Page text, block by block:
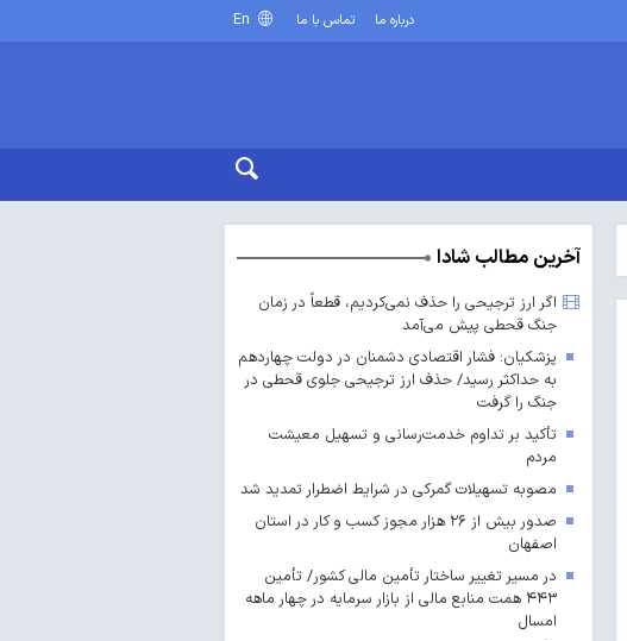
درباره ما تماس با ما
آخرین مطالب شادا
اگر ارز ترجیحی را حذف نمی‌کردیم، قطعاً در زمان
جنگ قحطی پیش می‌آمد
پزشکیان: فشار اقتصادی دشمنان در دولت چهاردهم
به حداکثر رسید/ حذف ارز ترجیحی جلوی قحطی در
جنگ را گرفت
تأکید بر تداوم خدمت‌رسانی و تسهیل معیشت
مردم
مصوبه تسهیلات گمرکی در شرایط اضطرار تمدید شد
صدور بیش از ۲۶ هزار مجوز کسب‌ و کار در استان
اصفهان
در مسیر تغییر ساختار تأمین مالی کشور/ تأمین
۴۴۳ همت منابع مالی از بازار سرمایه در چهار ماهه
امسال